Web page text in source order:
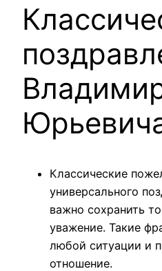
Классические
универсального
важно сохранить
уважение. Такие
любой ситуации и
отношение.